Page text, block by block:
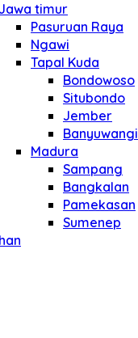
Jawa timur
Pasuruan Raya
Ngawi
Tapal Kuda
Bondowoso
Situbondo
Jember
Banyuwangi
Madura
Sampang
Bangkalan
Pamekasan
Sumenep